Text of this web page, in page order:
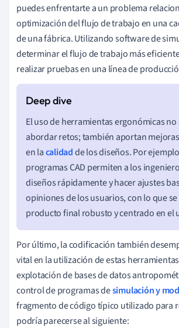
puedes enfrentarte a un problema
optimización del flujo de trabajo en una
de una fábrica. Utilizando software de
determinar el flujo de trabajo más
realizar pruebas en una línea de
El uso de herramientas ergonómicas no
abordar retos; también aportan
en lacalidadde los diseños. Por
programas CAD permiten a los
diseños rápidamente y hacer ajustes
opiniones de los usuarios, con lo que
producto final robusto y centrado en el
Por último, la codificación también
vital en la utilización de estas
explotación de bases de datos
control de programas desimulación y
fragmento de código típico utilizado para
podría parecerse al siguiente: